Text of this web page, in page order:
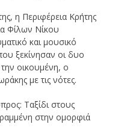
η Περιφέρεια Κρήτης
Φίλων Νίκου
και μουσικό
ξεκίνησαν οι δυο
οικουμένη, ο
με τις νότες.
Ταξίδι στους
στην ομορφιά